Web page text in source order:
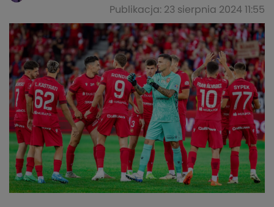
Publikacja: 23 sierpnia 2024 11:55